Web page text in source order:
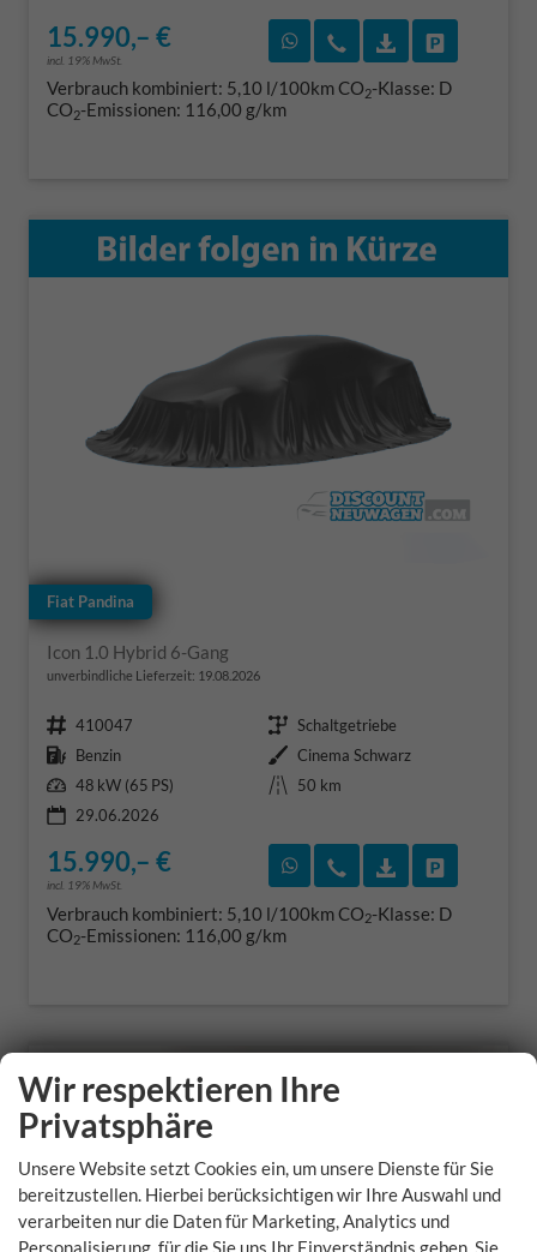
15.990,– €
incl. 19% MwSt.
Rückruf vereinbaren
Wir rufen Sie an
Verbrauch kombiniert: 5,10 l/100kmCO2-Klasse: D
CO2-Emissionen: 116,00 g/km
Fiat Pandina
Icon 1.0 Hybrid 6-Gang
unverbindliche Lieferzeit: 19.08.2026
Fahrzeugnr. 410047 Getriebe Schaltgetriebe
Kraftstoff Benzin Außenfarbe Cinema Schwarz
Leistung 48 kW (65 PS) Kilometerstand
50 km
29.06.2026
15.990,– €
incl. 19% MwSt.
Rückruf vereinbaren
Wir rufen Sie an
Verbrauch kombiniert: 5,10 l/100kmCO2-Klasse: D
CO2-Emissionen: 116,00 g/km
Wir respektieren Ihre
Privatsphäre
Unsere Website setzt Cookies ein, um unsere Dienste für Sie
bereitzustellen. Hierbei berücksichtigen wir Ihre Auswahl und
verarbeiten nur die Daten für Marketing, Analytics und
Personalisierung, für die Sie uns Ihr Einverständnis geben. Sie